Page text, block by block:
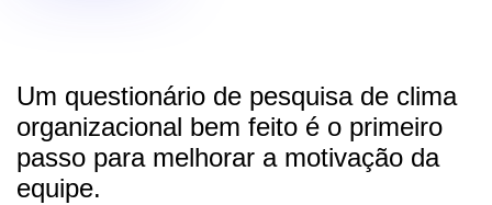
Um questionário de pesquisa de clima
organizacional bem feito é o primeiro
passo para melhorar a motivação da
equipe.